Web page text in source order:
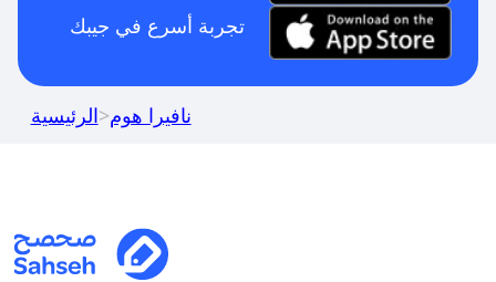
تجربة أسرع في جيبك
الرئيسية>نافيرا هوم